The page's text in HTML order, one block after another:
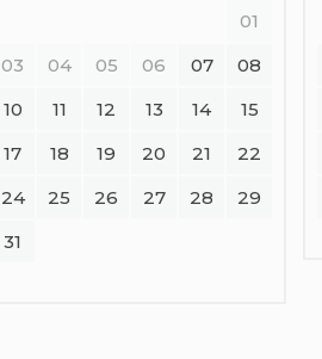
01
03 04 05 06 07
08
10 11 12 13 14
15
17 18 19 20 21
22
24 25 26 27 28
29
31